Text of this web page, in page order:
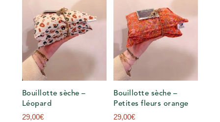
Bouillotte sèche –
Léopard
29,00€
Bouillotte sèche –
Petites fleurs orange
29,00€